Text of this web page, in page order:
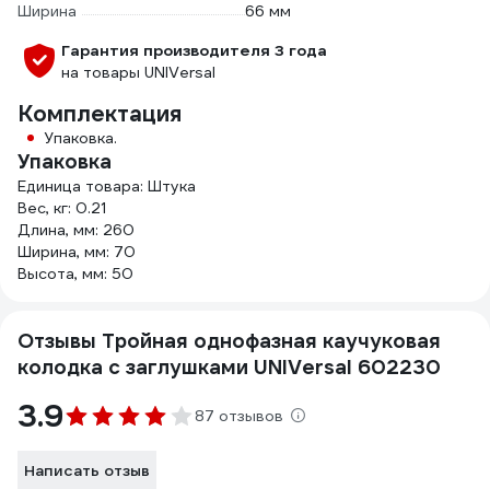
Ширина
66 мм
Гарантия производителя 3 года
на товары UNIVersal
Комплектация
Упаковка.
Упаковка
Единица товара: Штука
Вес, кг: 0.21
Длина, мм: 260
Ширина, мм: 70
Высота, мм: 50
Отзывы Тройная однофазная каучуковая
колодка с заглушками UNIVersal 602230
3.9 87 отзывов
Написать отзыв